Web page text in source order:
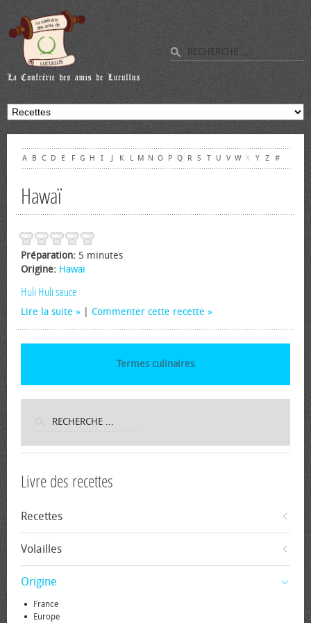
A B C D E F G H I J K L M N O P Q R S T U V W X Y Z #
Hawaï
Préparation: 5 minutes
Origine: Hawaï
Huli Huli sauce
Lire la suite Commenter cette recette
Termes culinaires
Livre des recettes
Recettes
Volailles
Origine
France
Europe